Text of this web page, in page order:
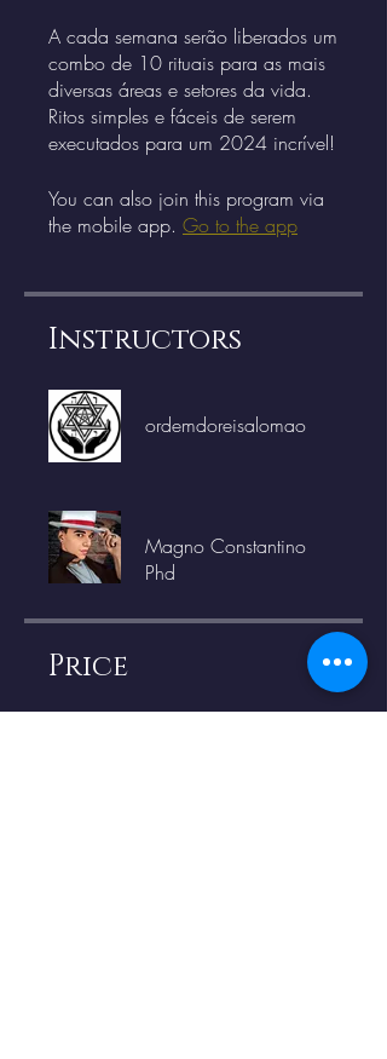
A cada semana serão liberados um
combo de 10 rituais para as mais
diversas áreas e setores da vida.
Ritos simples e fáceis de serem
executados para um 2024 incrível!
You can also join this program via
the mobile app. Go to the app
Instructors
ordemdoreisalomao
Magno Constantino
Phd
Price